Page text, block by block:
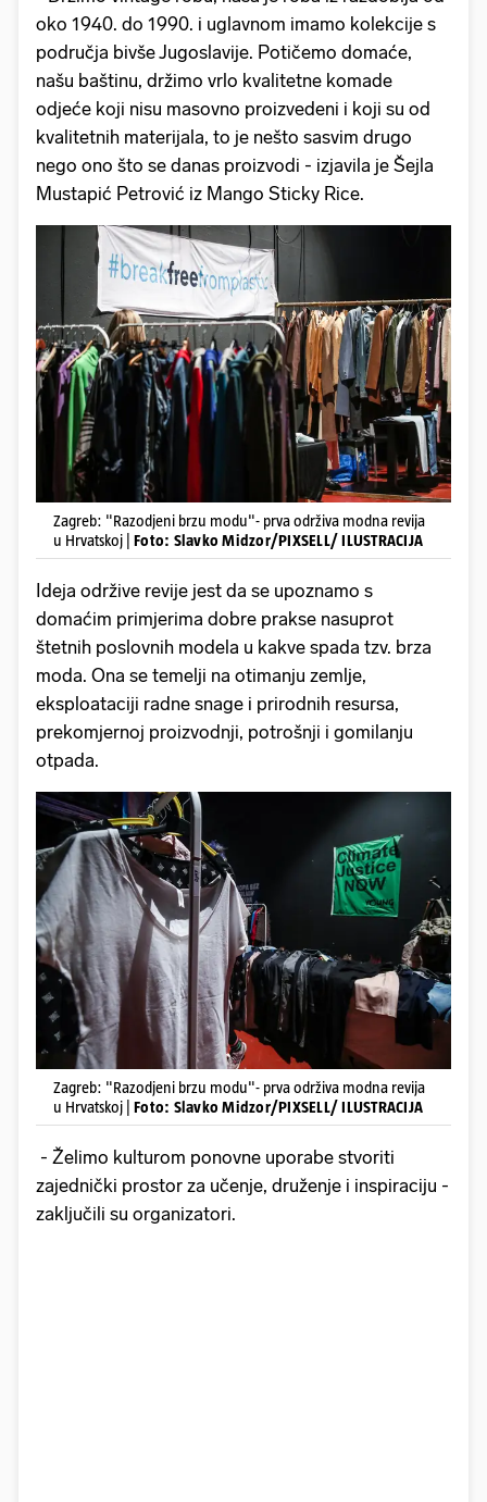
oko 1940. do 1990. i uglavnom imamo kolekcije s
područja bivše Jugoslavije. Potičemo domaće,
našu baštinu, držimo vrlo kvalitetne komade
odjeće koji nisu masovno proizvedeni i koji su od
kvalitetnih materijala, to je nešto sasvim drugo
nego ono što se danas proizvodi - izjavila je Šejla
Mustapić Petrović iz Mango Sticky Rice.
Zagreb: "Razodjeni brzu modu"- prva održiva modna revija
u Hrvatskoj | Foto: Slavko Midzor/PIXSELL/ ILUSTRACIJA
Ideja održive revije jest da se upoznamo s
domaćim primjerima dobre prakse nasuprot
štetnih poslovnih modela u kakve spada tzv. brza
moda. Ona se temelji na otimanju zemlje,
eksploataciji radne snage i prirodnih resursa,
prekomjernoj proizvodnji, potrošnji i gomilanju
otpada.
Zagreb: "Razodjeni brzu modu"- prva održiva modna revija
u Hrvatskoj | Foto: Slavko Midzor/PIXSELL/ ILUSTRACIJA
- Želimo kulturom ponovne uporabe stvoriti
zajednički prostor za učenje, druženje i inspiraciju -
zaključili su organizatori.